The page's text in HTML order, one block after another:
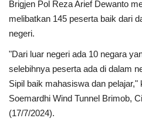
Kesehatan
Perempuan/Anak
Brigjen Pol Reza Arief Dewanto
melibatkan 145 peserta baik dari
negeri.
"Dari luar negeri ada 10 negara
selebihnya peserta ada di dalam
Sipil baik mahasiswa dan
Soemardhi Wind Tunnel Brimob,
(17/7/2024).